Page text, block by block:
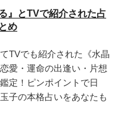
』とTVで紹介された占
め
TVでも紹介された《水晶
愛・運命の出逢い・片想
定！ピンポイントで日
子の本格占いをあなたも